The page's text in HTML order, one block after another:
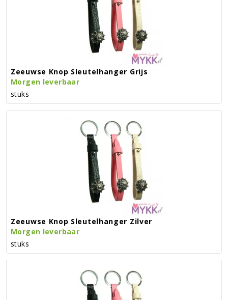
Zeeuwse Knop Sleutelhanger Grijs
Morgen leverbaar
stuks
Zeeuwse Knop Sleutelhanger Zilver
Morgen leverbaar
stuks